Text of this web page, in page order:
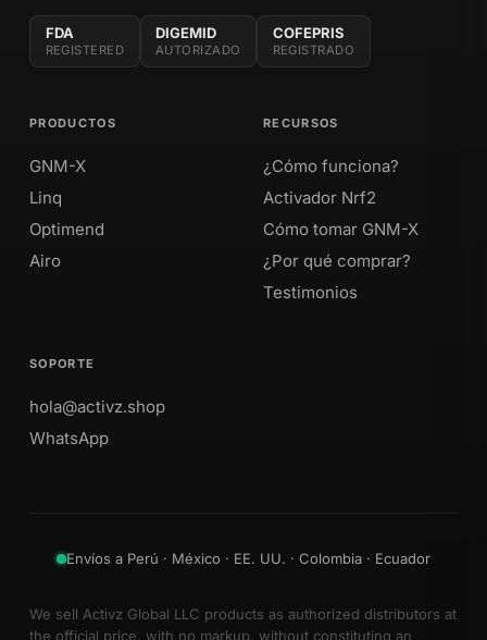
FDA
REGISTERED
DIGEMID
AUTORIZADO
COFEPRIS
REGISTRADO
PRODUCTOS
GNM-X
Linq
Optimend
Airo
RECURSOS
¿Cómo funciona?
Activador Nrf2
Cómo tomar GNM-X
¿Por qué comprar?
Testimonios
SOPORTE
hola@activz.shop
WhatsApp
Envíos a Perú · México · EE. UU. · Colombia · Ecuador
We sell Activz Global LLC products as authorized distributors at
the official price, with no markup, without constituting an